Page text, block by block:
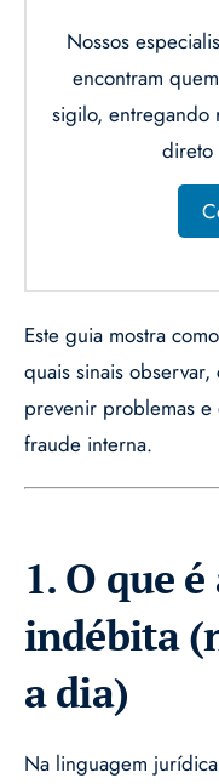
Nossos
encontram
sigilo, entregando
direto
Este guia mostra
quais sinais
prevenir problemas
fraude interna.
1. O que
indébita
a dia)
Na linguagem